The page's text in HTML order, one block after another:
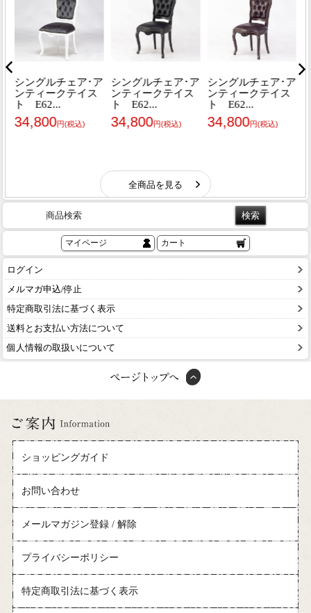
商品検索
マイページ カート
ログイン
メルマガ申込/停止
特定商取引法に基づく表示
送料とお支払い方法について
個人情報の取扱いについて
ショッピングガイド
お問い合わせ
メールマガジン登録 / 解除
プライバシーポリシー
特定商取引法に基づく表示